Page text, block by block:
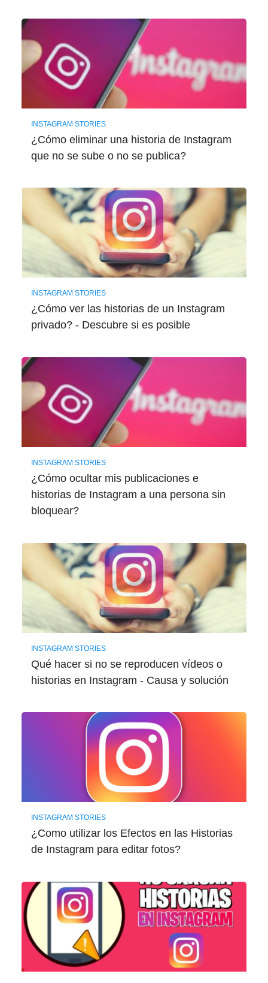
INSTAGRAM STORIES
¿Cómo eliminar una historia de Instagram
que no se sube o no se publica?
INSTAGRAM STORIES
¿Cómo ver las historias de un Instagram
privado? - Descubre si es posible
INSTAGRAM STORIES
¿Cómo ocultar mis publicaciones e
historias de Instagram a una persona sin
bloquear?
INSTAGRAM STORIES
Qué hacer si no se reproducen vídeos o
historias en Instagram - Causa y solución
INSTAGRAM STORIES
¿Como utilizar los Efectos en las Historias
de Instagram para editar fotos?